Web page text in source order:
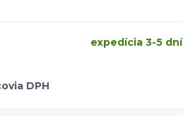
expedícia 3-5 dní
DPH